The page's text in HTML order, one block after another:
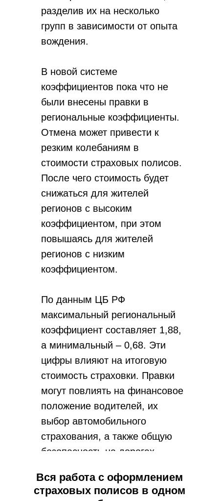
разделив их на несколько
групп в зависимости от опыта
вождения.
В новой системе
коэффициентов пока что не
были внесены правки в
региональные коэффициенты.
Отмена может привести к
резким колебаниям в
стоимости страховых полисов.
После чего стоимость будет
снижаться для жителей
регионов с высоким
коэффициентом, при этом
повышаясь для жителей
регионов с низким
коэффициентом.
По данным ЦБ РФ
максимальный региональный
коэффициент составляет 1,88,
а минимальный – 0,68. Эти
цифры влияют на итоговую
стоимость страховки. Правки
могут повлиять на финансовое
положение водителей, их
выбор автомобильного
страхования, а также общую
безопасность на дорогах.
коэффициентов важны для
справедливых условий
Вся работа с оформлением
страховых полисов в одном